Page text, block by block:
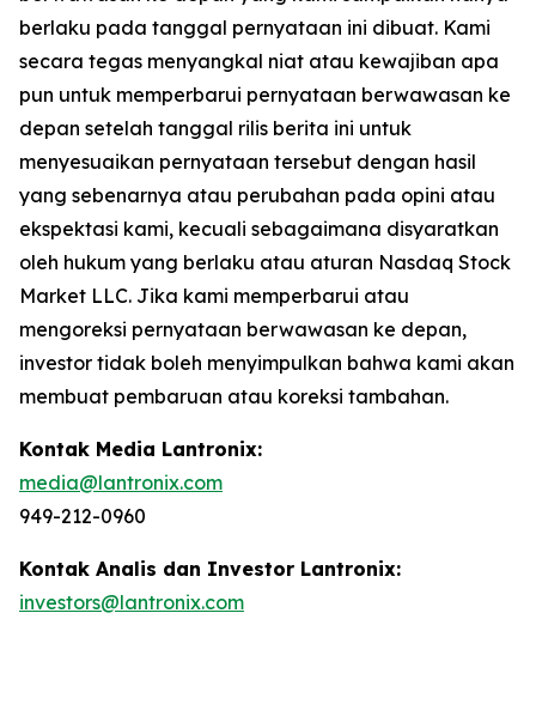
berlaku pada tanggal pernyataan ini dibuat. Kami
secara tegas menyangkal niat atau kewajiban apa
pun untuk memperbarui pernyataan berwawasan ke
depan setelah tanggal rilis berita ini untuk
menyesuaikan pernyataan tersebut dengan hasil
yang sebenarnya atau perubahan pada opini atau
ekspektasi kami, kecuali sebagaimana disyaratkan
oleh hukum yang berlaku atau aturan Nasdaq Stock
Market LLC. Jika kami memperbarui atau
mengoreksi pernyataan berwawasan ke depan,
investor tidak boleh menyimpulkan bahwa kami akan
membuat pembaruan atau koreksi tambahan.
Kontak Media Lantronix:
media@lantronix.com
949-212-0960
Kontak Analis dan Investor Lantronix:
investors@lantronix.com